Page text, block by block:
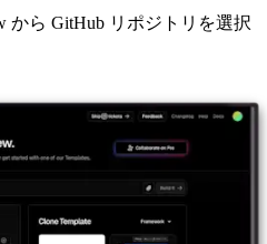
から GitHub リポジトリを選択